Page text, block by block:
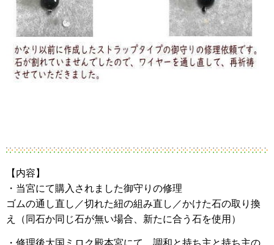
【内容】
・当宮にて購入されました御守りの修理
ゴムの通し直し／切れた紐の組み直し／かけた石の取り換
え（同石か同じ石が無い場合、新たに合う石を使用）
・修理後大国ミロク殿本宮にて、調和と持ち主と持ち主の